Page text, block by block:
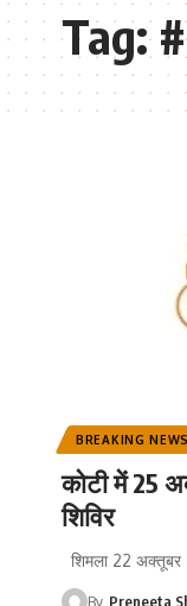
Tag:
BREAKING NEWS
कोटी में 25
शिविर
शिमला 22 अक्तूबर
By Preneeta